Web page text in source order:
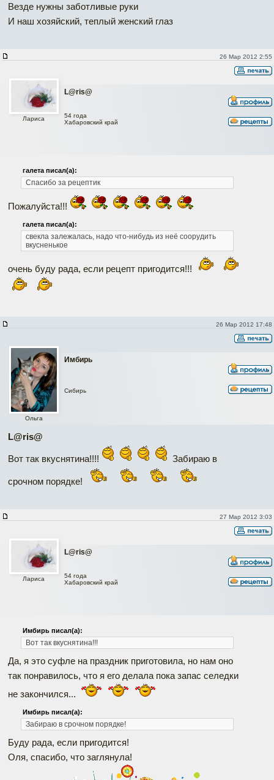
Везде нужны заботливые руки
И наш хозяйский, теплый женский глаз
26 Мар 2012 2:55
L@ris@
Лариса
54 года
Хабаровский край
галета писал(а):
Спасибо за рецептик
Пожалуйста!!!
галета писал(а):
свекла залежалась, надо что-нибудь из неё соорудить
вкусненькое
очень буду рада, если рецепт пригодится!!!
26 Мар 2012 17:48
Имбирь
Ольга
Сибирь
L@ris@
Вот так вкуснятина!!!! Забираю в
срочном порядке!
27 Мар 2012 3:03
L@ris@
Лариса
54 года
Хабаровский край
Имбирь писал(а):
Вот так вкуснятина!!!
Да, я это суфле на праздник приготовила, но нам оно
так понравилось, что я его делала пока запас селедки
не закончился...
Имбирь писал(а):
Забираю в срочном порядке!
Буду рада, если пригодится!
Оля, спасибо, что заглянула!